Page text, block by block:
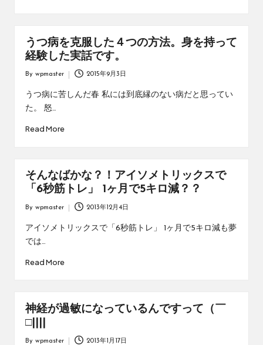
うつ病を克服した４つの方法。身を持って
経験した実話です。
by
By wpmaster 2015年9月3日
うつ病に苦しんだ春 私には到底縁のない病だと思ってい
た。 怒…
Read More
そんなばかな？！アイソメトリックスで
「6秒筋トレ」 1ヶ月で5キロ減？？
by
By wpmaster 2013年12月4日
アイソメトリックスで「6秒筋トレ」 1ヶ月で5キロ減も夢
では…
Read More
神経が過敏になっているんですって（￣
□||||
By wpmaster 2013年1月17日